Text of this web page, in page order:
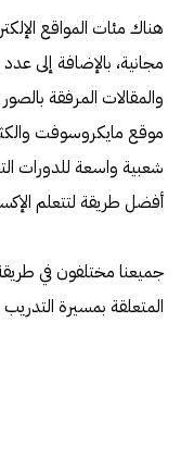
هناك مئات المواقع
مجانية، بالإضافة إلى
والمقالات المرفقة بالصور
موقع مايكروسوفت
شعبية واسعة للدورات
أفضل طريقة لتتعلم
جميعنا مختلفون في
المتعلقة بمسيرة